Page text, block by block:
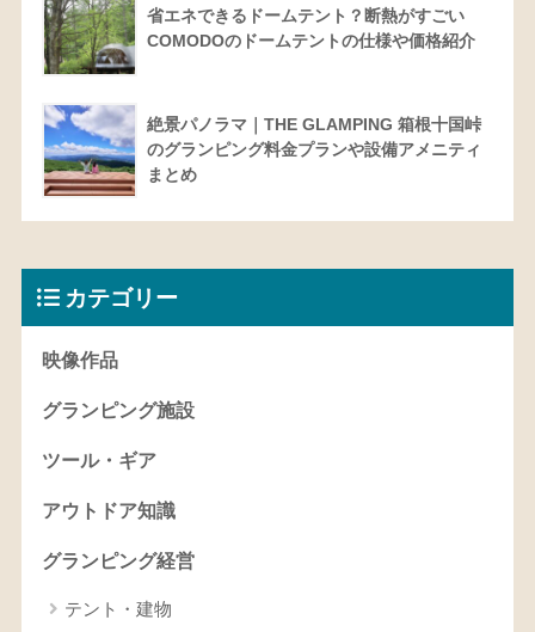
省エネできるドームテント？断熱がすごい
COMODOのドームテントの仕様や価格紹介
絶景パノラマ｜THE GLAMPING 箱根十国峠
のグランピング料金プランや設備アメニティ
まとめ
カテゴリー
映像作品
グランピング施設
ツール・ギア
アウトドア知識
グランピング経営
テント・建物